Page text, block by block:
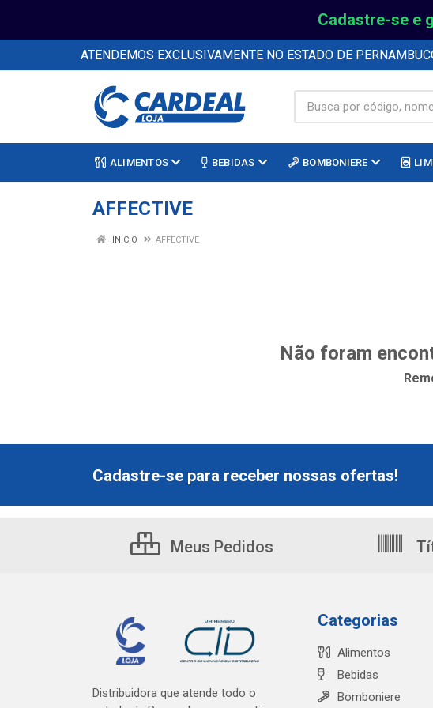
Cadastre-se e
ATENDEMOS EXCLUSIVAMENTE NO ESTADO DE
ALIMENTOS BEBIDAS BOMBONIERE
AFFECTIVE
INÍCIO AFFECTIVE
Não foram
Cadastre-se para receber nossas ofertas!
Meus Pedidos
Distribuidora que atende todo o
Categorias
Alimentos
Bebidas
Bomboniere